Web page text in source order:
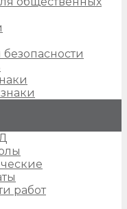
работ